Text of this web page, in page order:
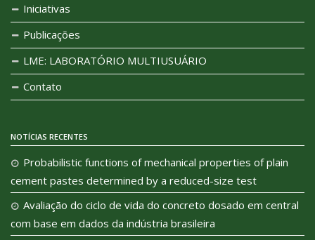
Iniciativas
Publicações
LME: LABORATÓRIO MULTIUSUÁRIO
Contato
NOTÍCIAS RECENTES
Probabilistic functions of mechanical properties of plain
cement pastes determined by a reduced-size test
Avaliação do ciclo de vida do concreto dosado em central
com base em dados da indústria brasileira